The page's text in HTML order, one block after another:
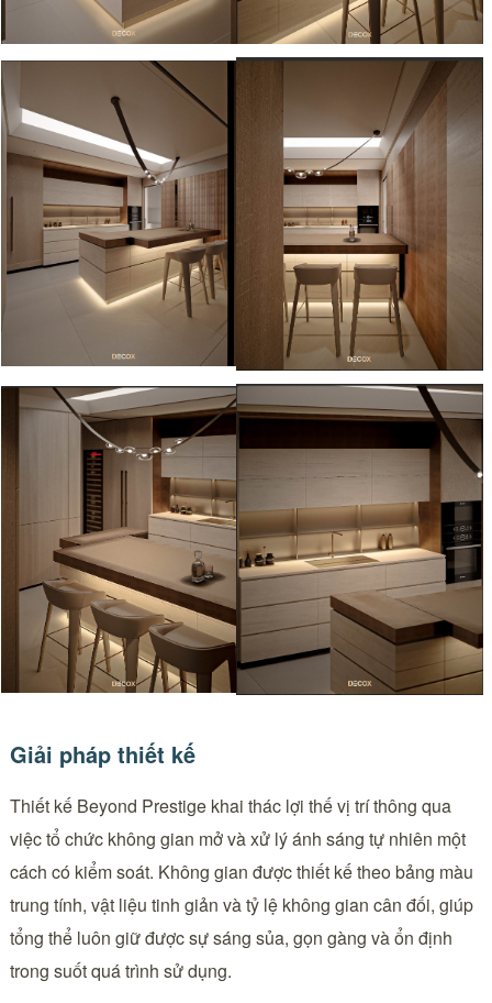
Giải pháp thiết kế
Thiết kế Beyond Prestige khai thác lợi thế vị trí thông qua
việc tổ chức không gian mở và xử lý ánh sáng tự nhiên một
cách có kiểm soát. Không gian được thiết kế theo bảng màu
trung tính, vật liệu tinh giản và tỷ lệ không gian cân đối, giúp
tổng thể luôn giữ được sự sáng sủa, gọn gàng và ổn định
trong suốt quá trình sử dụng.